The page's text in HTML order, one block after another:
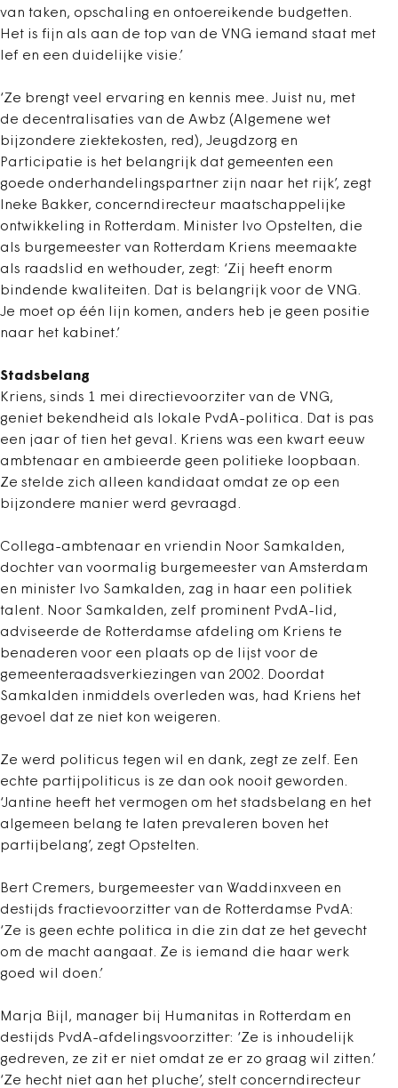
van taken, opschaling en ontoereikende budgetten.
Het is fijn als aan de top van de VNG iemand staat met
lef en een duidelijke visie.’
‘Ze brengt veel ervaring en kennis mee. Juist nu, met
de decentralisaties van de Awbz (Algemene wet
bijzondere ziektekosten, red), Jeugdzorg en
Participatie is het belangrijk dat gemeenten een
goede onderhandelingspartner zijn naar het rijk’, zegt
Ineke Bakker, concerndirecteur maatschappelijke
ontwikkeling in Rotterdam. Minister Ivo Opstelten, die
als burgemeester van Rotterdam Kriens meemaakte
als raadslid en wethouder, zegt: ‘Zij heeft enorm
bindende kwaliteiten. Dat is belangrijk voor de VNG.
Je moet op één lijn komen, anders heb je geen positie
naar het kabinet.’
Stadsbelang
Kriens, sinds 1 mei directievoorziter van de VNG,
geniet bekendheid als lokale PvdA-politica. Dat is pas
een jaar of tien het geval. Kriens was een kwart eeuw
ambtenaar en ambieerde geen politieke loopbaan.
Ze stelde zich alleen kandidaat omdat ze op een
bijzondere manier werd gevraagd.
Collega-ambtenaar en vriendin Noor Samkalden,
dochter van voormalig burgemeester van Amsterdam
en minister Ivo Samkalden, zag in haar een politiek
talent. Noor Samkalden, zelf prominent PvdA-lid,
adviseerde de Rotterdamse afdeling om Kriens te
benaderen voor een plaats op de lijst voor de
gemeenteraadsverkiezingen van 2002. Doordat
Samkalden inmiddels overleden was, had Kriens het
gevoel dat ze niet kon weigeren.
Ze werd politicus tegen wil en dank, zegt ze zelf. Een
echte partijpoliticus is ze dan ook nooit geworden.
‘Jantine heeft het vermogen om het stadsbelang en het
algemeen belang te laten prevaleren boven het
partijbelang’, zegt Opstelten.
Bert Cremers, burgemeester van Waddinxveen en
destijds fractievoorzitter van de Rotterdamse PvdA:
‘Ze is geen echte politica in die zin dat ze het gevecht
om de macht aangaat. Ze is iemand die haar werk
goed wil doen.’
Marja Bijl, manager bij Humanitas in Rotterdam en
destijds PvdA-afdelingsvoorzitter: ‘Ze is inhoudelijk
gedreven, ze zit er niet omdat ze er zo graag wil zitten.’
‘Ze hecht niet aan het pluche’, stelt concerndirecteur